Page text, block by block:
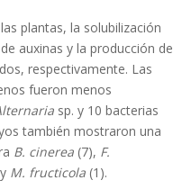
plantas, la solubilización
auxinas y la producción de
respectivamente. Las
fueron menos
sp. y 10 bacterias
también mostraron una
B. cinerea (7), F.
M. fructicola (1).